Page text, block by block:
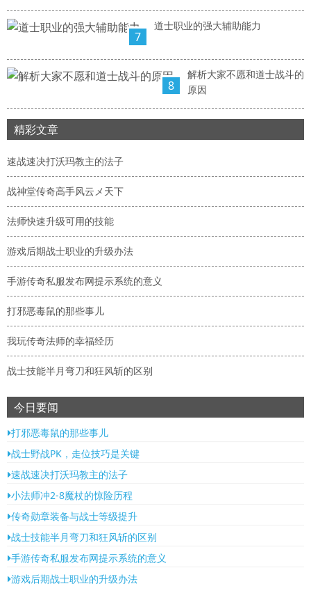
7
道士职业的强大辅助能力
8
解析大家不愿和道士战斗的
原因
精彩文章
速战速决打沃玛教主的法子
战神堂传奇高手风云メ天下
法师快速升级可用的技能
游戏后期战士职业的升级办法
手游传奇私服发布网提示系统的意义
打邪恶毒鼠的那些事儿
我玩传奇法师的幸福经历
战士技能半月弯刀和狂风斩的区别
今日要闻
打邪恶毒鼠的那些事儿
战士野战PK，走位技巧是关键
速战速决打沃玛教主的法子
小法师冲2-8魔杖的惊险历程
传奇勋章装备与战士等级提升
战士技能半月弯刀和狂风斩的区别
手游传奇私服发布网提示系统的意义
游戏后期战士职业的升级办法